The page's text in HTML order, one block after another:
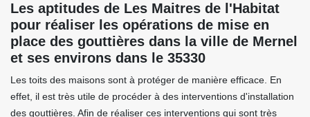
Les aptitudes de Les Maitres de l'Habitat
pour réaliser les opérations de mise en
place des gouttières dans la ville de Mernel
et ses environs dans le 35330
Les toits des maisons sont à protéger de manière efficace. En
effet, il est très utile de procéder à des interventions d'installation
des gouttières. Afin de réaliser ces interventions qui sont très